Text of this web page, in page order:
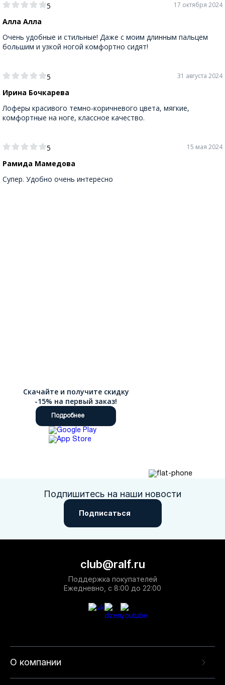
5
Алла Алла
17 октября 2024
Очень удобные и стильные! Даже с моим длинным пальцем
большим и узкой ногой комфортно сидят!
5
Ирина Бочкарева
31 августа 2024
Лоферы красивого темно-коричневого цвета, мягкие,
комфортные на ноге, классное качество.
5
Рамида Мамедова
15 мая 2024
Супер. Удобно очень интересно
Скачайте и получите скидку
-15% на первый заказ!
Подробнее
Подпишитесь на наши новости
Подписаться
О компании
club@ralf.ru
Поддержка покупателей
Ежедневно, с 8:00 до 22:00